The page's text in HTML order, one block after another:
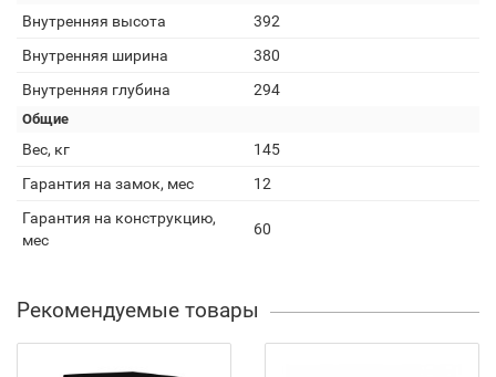
Внутренняя высота
392
Внутренняя ширина
380
Внутренняя глубина
294
Общие
Вес, кг
145
Гарантия на замок, мес
12
Гарантия на конструкцию,
мес
60
Рекомендуемые товары